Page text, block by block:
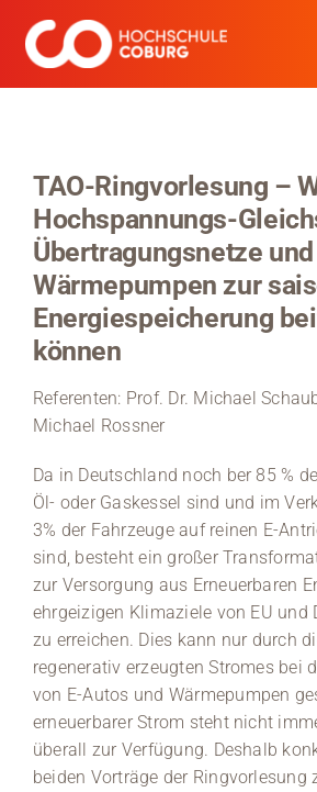
Inhalt
springen
Kooperieren
Hochschule Coburg
Regionalentwicklung
Informationen für …
Kontakt
Medien
Stellenangebote
News
Veranstaltungen
TAO-Ringvorlesung –
Hochspannungs-
Übertragungsnetze und
Wärmepumpen zur
Energiespeicherung
können
Referenten: Prof. Dr. Michael
Michael Rossner
Da in Deutschland noch ber 85 %
Öl- oder Gaskessel sind und im
3% der Fahrzeuge auf reinen E-
sind, besteht ein großer
zur Versorgung aus Erneuerbaren
ehrgeizigen Klimaziele von EU und
zu erreichen. Dies kann nur durch
regenerativ erzeugten Stromes bei
von E-Autos und Wärmepumpen
erneuerbarer Strom steht nicht
überall zur Verfügung. Deshalb
beiden Vorträge der Ringvorlesung